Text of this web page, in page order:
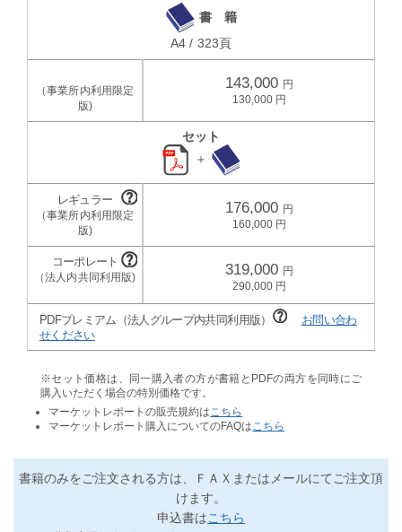
書 籍
A4 / 323頁
143,000
130,000
セット
＋
176,000
160,000
319,000
290,000
PDFプレミアム（法人グループ内共同利用版）
お問い合わ
せください
※セット価格は、同一購入者の方が書籍とPDFの両方を同時にご
購入いただく場合の特別価格です。
マーケットレポートの販売規約は こちら
マーケットレポート購入についてのFAQは こちら
書籍のみをご注文される方は、ＦＡＸまたはメールにてご注文頂
けます。
申込書はこちら